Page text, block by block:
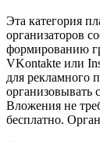
Эта категория
организаторов
формированию
VKontakte или
для рекламного
организовывать
Вложения не
бесплатно.